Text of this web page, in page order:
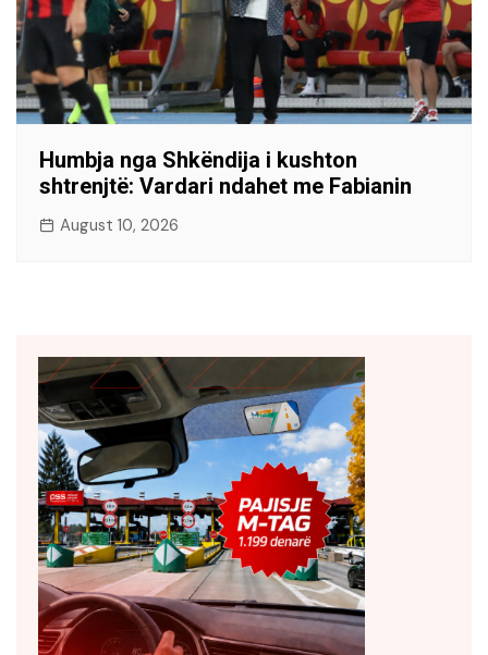
Humbja nga Shkëndija i kushton
shtrenjtë: Vardari ndahet me Fabianin
August 10, 2026